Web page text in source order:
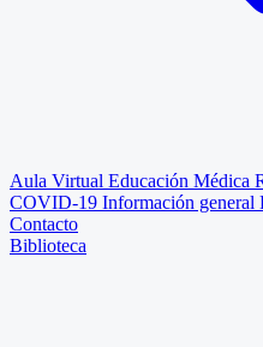
Aula Virtual Educación Médica
COVID-19 Información general
Contacto
Biblioteca